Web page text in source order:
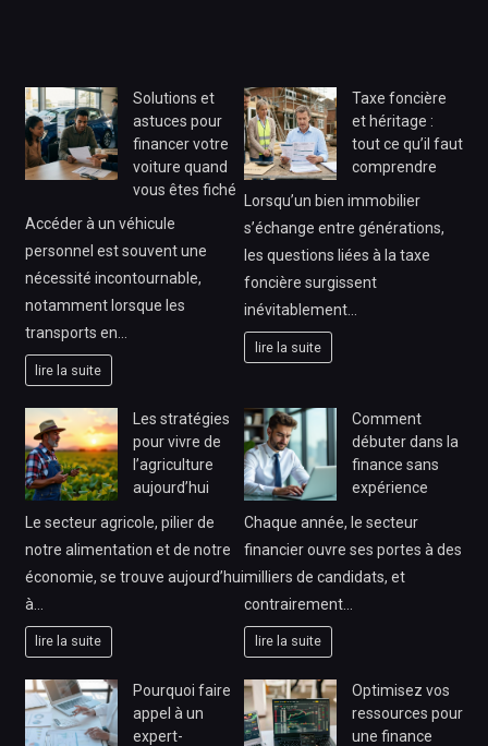
Solutions et
astuces pour
financer votre
voiture quand
vous êtes fiché
Accéder à un véhicule
personnel est souvent une
nécessité incontournable,
notamment lorsque les
transports en…
lire la suite
Taxe foncière
et héritage :
tout ce qu’il faut
comprendre
Lorsqu’un bien immobilier
s’échange entre générations,
les questions liées à la taxe
foncière surgissent
inévitablement…
lire la suite
Les stratégies
pour vivre de
l’agriculture
aujourd’hui
Le secteur agricole, pilier de
notre alimentation et de notre
économie, se trouve aujourd’hui
à…
lire la suite
Comment
débuter dans la
finance sans
expérience
Chaque année, le secteur
financier ouvre ses portes à des
milliers de candidats, et
contrairement…
lire la suite
Pourquoi faire
appel à un
expert-
Optimisez vos
ressources pour
une finance